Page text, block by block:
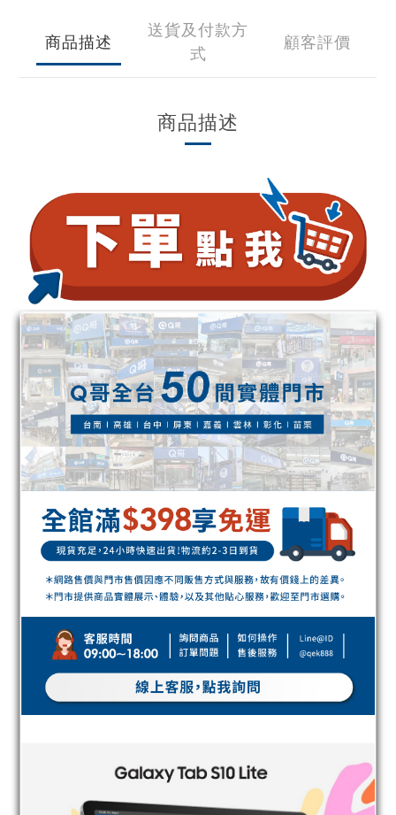
商品描述
送貨及付款方
式
顧客評價
商品描述